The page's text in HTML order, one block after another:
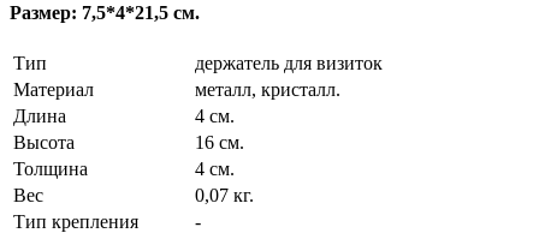
Размер: 7,5*4*21,5 см.
Тип
держатель для визиток
Материал
металл, кристалл.
Длина
4 см.
Высота
16 см.
Толщина
4 см.
Вес
0,07 кг.
Тип крепления
-